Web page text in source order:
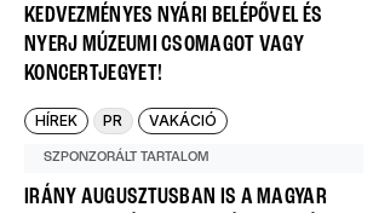
KEDVEZMÉNYES NYÁRI BELÉPŐVEL ÉS
NYERJ MÚZEUMI CSOMAGOT VAGY
KONCERTJEGYET!
HÍREK PR VAKÁCIÓ
SZPONZORÁLT TARTALOM
IRÁNY AUGUSZTUSBAN IS A MAGYAR